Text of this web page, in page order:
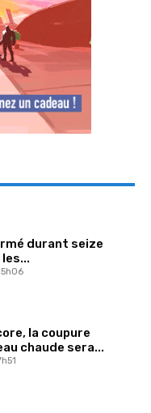
durant seize
la coupure
chaude sera...